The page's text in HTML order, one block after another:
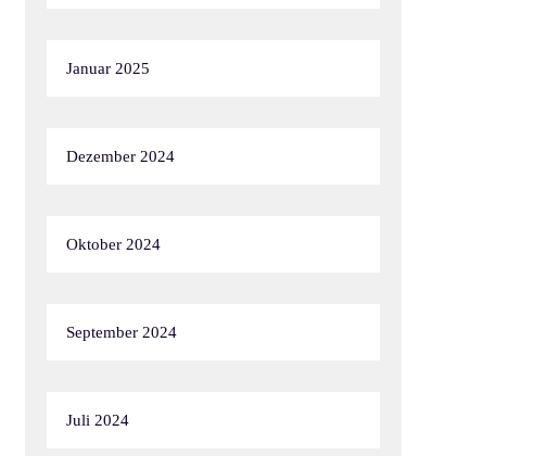
Januar 2025
Dezember 2024
Oktober 2024
September 2024
Juli 2024